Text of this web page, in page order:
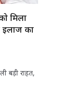
मिला
इलाज का
बड़ी राहत,